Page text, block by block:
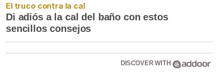
El truco contra la cal
Di adiós a la cal del baño con estos
sencillos consejos
DISCOVER WITH